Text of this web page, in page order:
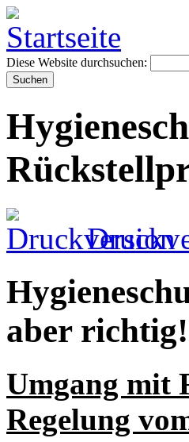
Diese Website durchsuchen:
aber richtig!
Umgang mit
Regelung